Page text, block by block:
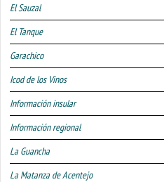
El Sauzal
El Tanque
Garachico
Icod de los Vinos
Información insular
Información regional
La Guancha
La Matanza de Acentejo